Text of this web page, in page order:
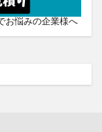
お悩みの企業様へ